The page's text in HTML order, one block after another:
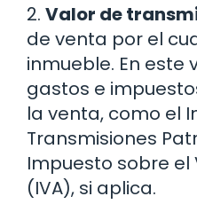
2. Valor de
de venta por el
inmueble. En este
gastos e
la venta, como el
Transmisiones
Impuesto sobre el
(IVA), si aplica.